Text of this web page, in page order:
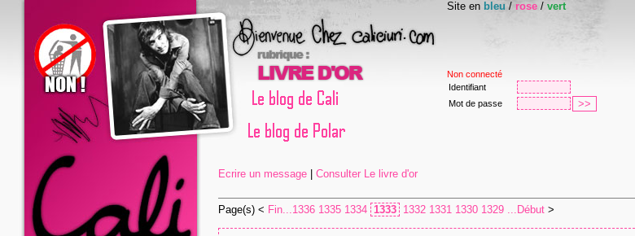
Site en bleu / rose / vert
Non connecté
Identifiant
Mot de passe
Ecrire un message Consulter Le livre d'or
Page(s) < Fin...1336 1335 1334 1333 1332 1331 1330 1329 ...Début >